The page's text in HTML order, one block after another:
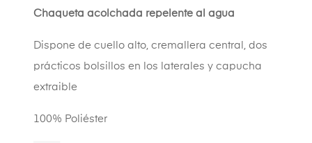
Chaqueta acolchada repelente al agua
Dispone de cuello alto, cremallera central, dos
prácticos bolsillos en los laterales y capucha
extraible
100% Poliéster